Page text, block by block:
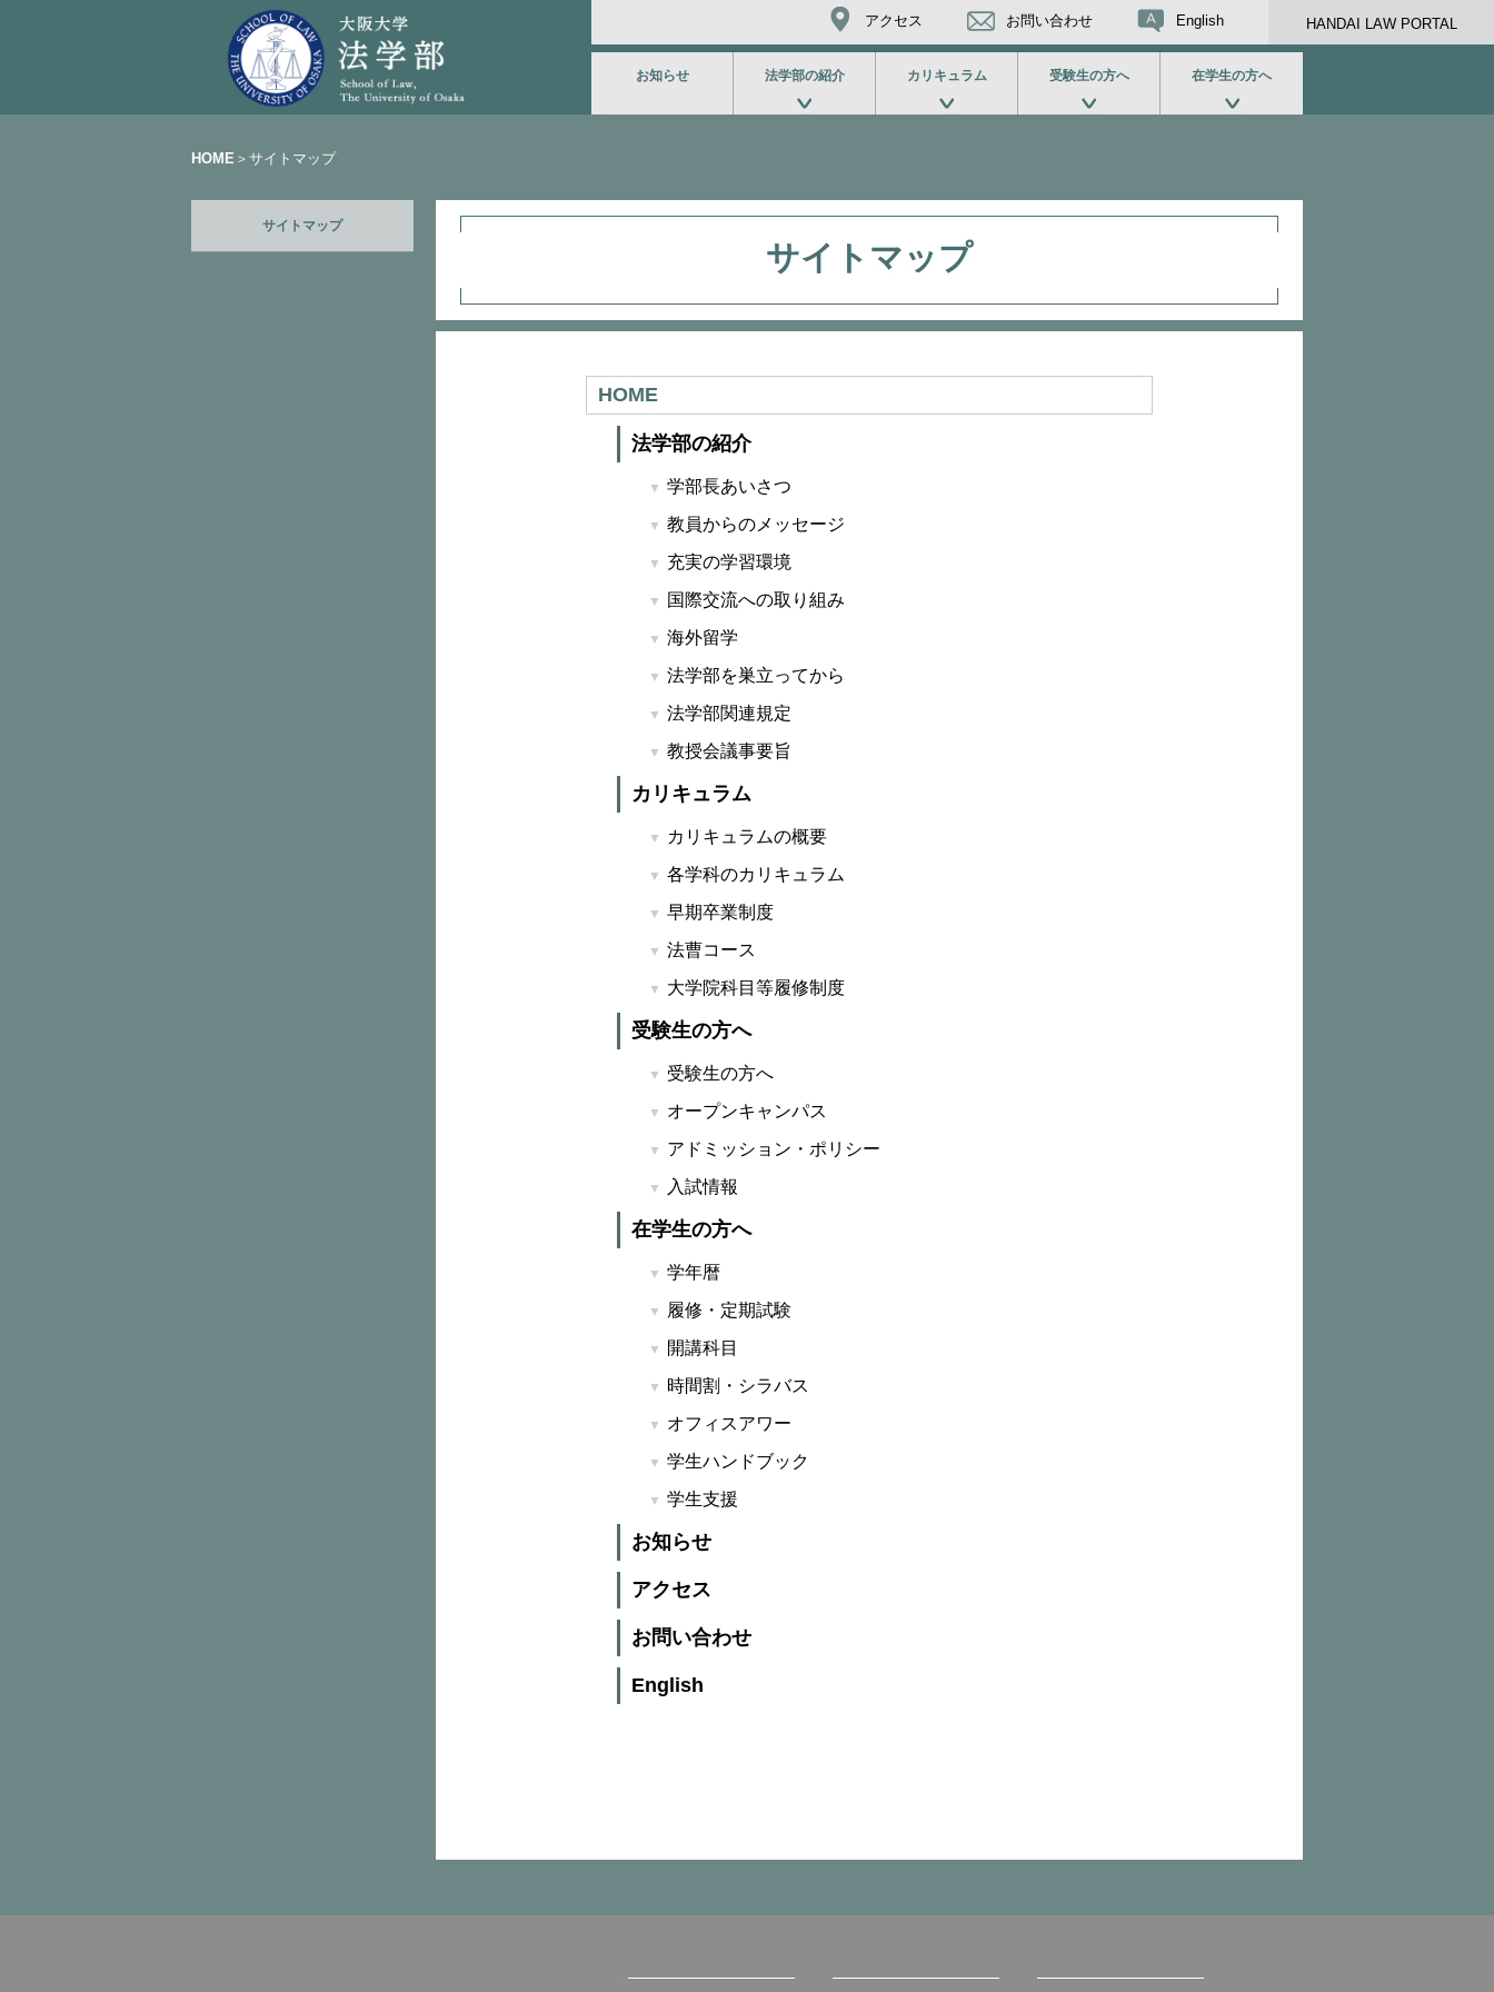
HANDAI LAW PORTAL
アクセス お問い合わせ English
お知らせ 法学部の紹介 カリキュラム 受験生の方へ 在学生の方へ
HOME ＞サイトマップ
サイトマップ
サイトマップ
HOME
法学部の紹介
学部長あいさつ
教員からのメッセージ
充実の学習環境
国際交流への取り組み
海外留学
法学部を巣立ってから
法学部関連規定
教授会議事要旨
カリキュラム
カリキュラムの概要
各学科のカリキュラム
早期卒業制度
法曹コース
大学院科目等履修制度
受験生の方へ
受験生の方へ
オープンキャンパス
アドミッション・ポリシー
入試情報
在学生の方へ
学年暦
履修・定期試験
開講科目
時間割・シラバス
オフィスアワー
学生ハンドブック
学生支援
お知らせ
アクセス
お問い合わせ
English